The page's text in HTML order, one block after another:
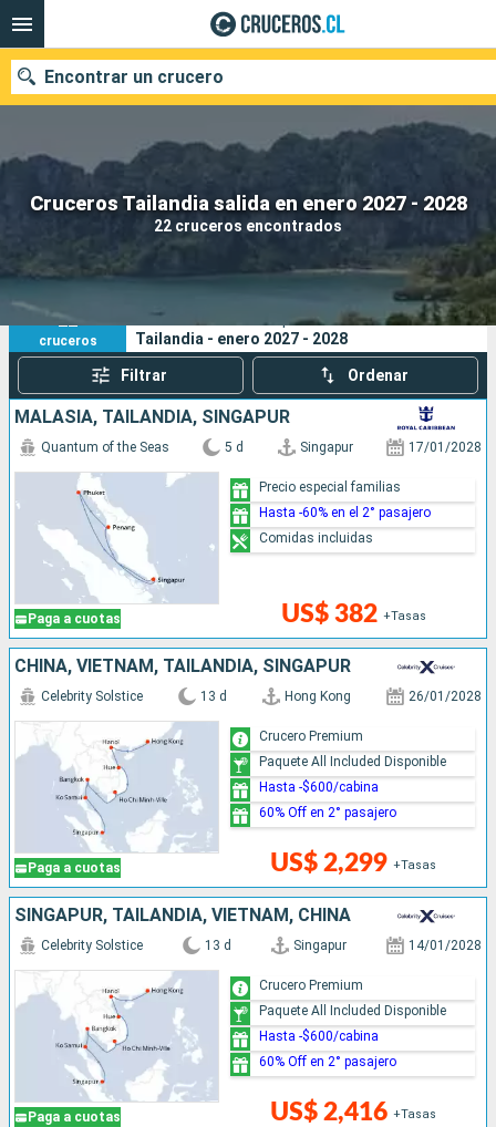
Cruceros Tailandia salida en enero 2027 - 2028
22 cruceros encontrados
Encontrar un crucero
Nuestros destinos
Fecha de salida
Compañías
Buscar
22
cruceros
Sus criterios de búsqueda:
Tailandia - enero 2027 - 2028
Filtrar Ordenar
MALASIA, TAILANDIA, SINGAPUR
Paga a cuotas
Quantum of the Seas 5 d Singapur 17/01/2028
US$ 382 +Tasas
Precio especial familias
Hasta -60% en el 2° pasajero
Comidas incluidas
CHINA, VIETNAM, TAILANDIA, SINGAPUR
Paga a cuotas
Celebrity Solstice 13 d Hong Kong 26/01/2028
US$ 2,299 +Tasas
Crucero Premium
Paquete All Included Disponible
Hasta -$600/cabina
60% Off en 2° pasajero
SINGAPUR, TAILANDIA, VIETNAM, CHINA
Paga a cuotas
Celebrity Solstice 13 d Singapur 14/01/2028
US$ 2,416 +Tasas
Crucero Premium
Paquete All Included Disponible
Hasta -$600/cabina
60% Off en 2° pasajero